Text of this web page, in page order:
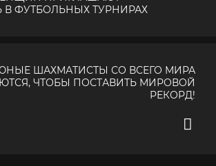
В ФУТБОЛЬНЫХ ТУРНИРАХ
ШАХМАТИСТЫ СО ВСЕГО МИРА
ЧТОБЫ ПОСТАВИТЬ МИРОВОЙ
РЕКОРД!